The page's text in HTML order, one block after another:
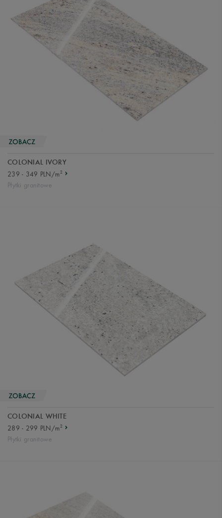
COLONIAL IVORY
239 - 349 PLN/m2
Płytki granitowe
COLONIAL WHITE
289 - 299 PLN/m2
Płytki granitowe